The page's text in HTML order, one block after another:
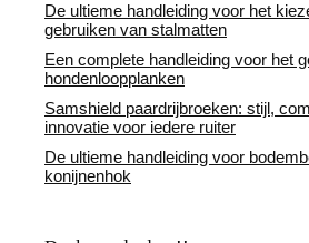
De ultieme handleiding voor het
gebruiken van stalmatten
Een complete handleiding voor het
hondenloopplanken
Samshield paardrijbroeken: stijl,
innovatie voor iedere ruiter
De ultieme handleiding voor
konijnenhok